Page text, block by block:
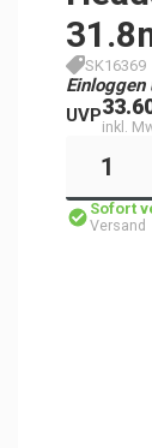
SK16369
Einloggen
UVP
inkl.
Sofort
Versand